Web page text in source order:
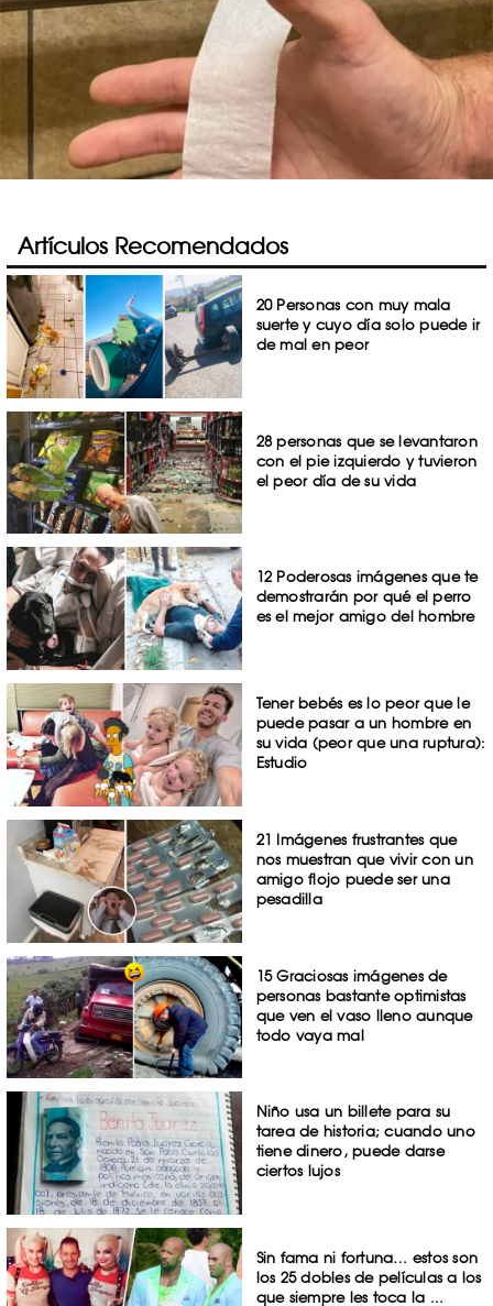
Artículos Recomendados
20 Personas con muy mala
suerte y cuyo día solo puede ir
de mal en peor
28 personas que se levantaron
con el pie izquierdo y tuvieron
el peor día de su vida
12 Poderosas imágenes que te
demostrarán por qué el perro
es el mejor amigo del hombre
Tener bebés es lo peor que le
puede pasar a un hombre en
su vida (peor que una ruptura):
Estudio
21 Imágenes frustrantes que
nos muestran que vivir con un
amigo flojo puede ser una
pesadilla
15 Graciosas imágenes de
personas bastante optimistas
que ven el vaso lleno aunque
todo vaya mal
Niño usa un billete para su
tarea de historia; cuando uno
tiene dinero, puede darse
ciertos lujos
Sin fama ni fortuna… estos son
los 25 dobles de películas a los
que siempre les toca la ...